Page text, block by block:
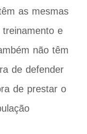
as mesmas
e
não têm
de defender
de prestar o